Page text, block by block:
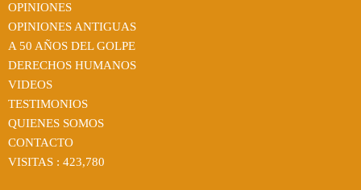
OPINIONES
OPINIONES ANTIGUAS
A 50 AÑOS DEL GOLPE
DERECHOS HUMANOS
VIDEOS
TESTIMONIOS
QUIENES SOMOS
CONTACTO
VISITAS : 423,780